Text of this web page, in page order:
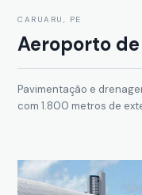
CARUARU, PE
Aeroporto
Pavimentação e
com 1.800 metros de